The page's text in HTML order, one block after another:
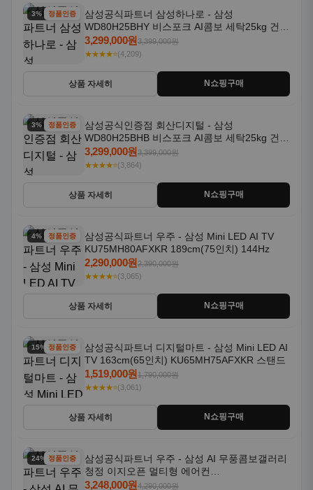
3% 할인정품인증
삼성공식파트너 삼성하나로 - 삼성
WD80H25BHY 비스포크 AI콤보 세탁25kg 건조
18kg 26년형 일체형 1등급
3,299,000원3,399,000원
★★★★⭐(4,209)
상품 자세히 N쇼핑구매
3% 할인정품인증
삼성공식인증점 회산디지털 - 삼성
WD80H25BHB 비스포크 AI콤보 세탁25kg 건조
18kg 26년형 일체형 1등급
3,299,000원3,399,000원
★★★★⭐(3,864)
상품 자세히 N쇼핑구매
4% 할인정품인증
삼성공식파트너 우주 - 삼성 Mini LED AI TV
KU75MH80AFXKR 189cm(75인치) 144Hz
2,290,000원2,390,000원
★★★★⭐(3,065)
상품 자세히 N쇼핑구매
15% 할인정품인증
삼성공식파트너 디지털마트 - 삼성 Mini LED AI
TV 163cm(65인치) KU65MH75AFXKR 스탠드
1,519,000원1,790,000원
★★★★⭐(3,061)
상품 자세히 N쇼핑구매
24% 할인정품인증
삼성공식파트너 우주 - 삼성 AI 무풍콤보갤러리
청정 이지오픈 멀티형 에어컨
AF80F17D22WRS 기본설치포함
3,248,000원4,290,000원